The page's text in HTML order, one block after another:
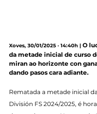
Xoves, 30/01/2025 · 14:40h | O
da metade inicial de curso
miran ao horizonte con
dando pasos cara adiante.
Rematada a metade inicial
División FS 2024/2025, é